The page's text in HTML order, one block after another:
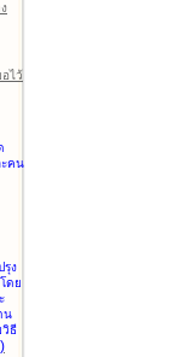
ไว้
ะคน
รุง
ดย
น
วิธี
)